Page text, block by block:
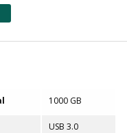
1000 GB
USB 3.0